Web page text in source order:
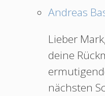
Andreas
Lieber
deine
nächsten